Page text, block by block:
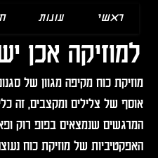
עונות ראשי
למוזיקה אכן
מוזיקת כוח מקיפה מגוון של
אוסף של צלילים ומקצבים, זה
המרגשים שנמצאים בפופ רוק
האפקטיביות של מוזיקת כוח